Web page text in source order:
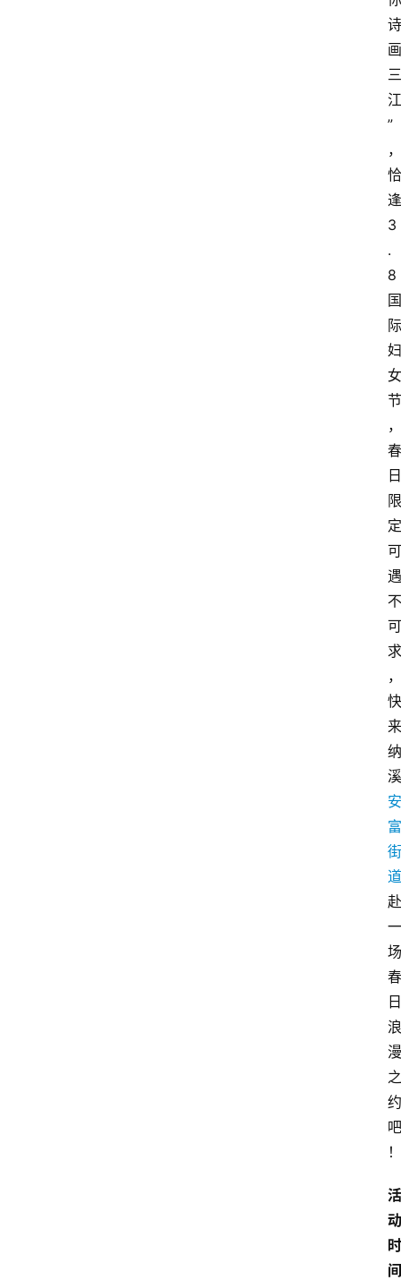
诗
画
三
江
”
，
恰
逢
3
.
8
国
际
妇
女
节
，
春
日
限
定
可
遇
不
可
求
，
快
来
纳
溪
安
富
街
道
赴
一
场
春
日
浪
漫
之
约
吧
！
活
动
时
间